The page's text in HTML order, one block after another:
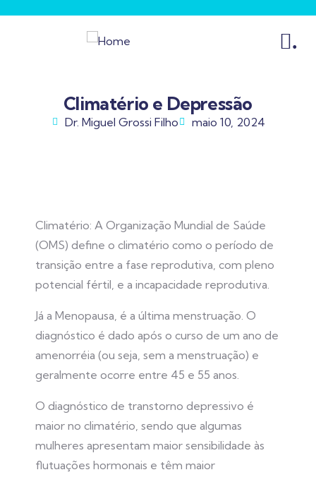
.
Climatério e Depressão
Dr. Miguel Grossi Filho maio 10, 2024
Climatério: A Organização Mundial de Saúde
(OMS) define o climatério como o período de
transição entre a fase reprodutiva, com pleno
potencial fértil, e a incapacidade reprodutiva.
Já a Menopausa, é a última menstruação. O
diagnóstico é dado após o curso de um ano de
amenorréia (ou seja, sem a menstruação) e
geralmente ocorre entre 45 e 55 anos.
O diagnóstico de transtorno depressivo é
maior no climatério, sendo que algumas
mulheres apresentam maior sensibilidade às
flutuações hormonais e têm maior